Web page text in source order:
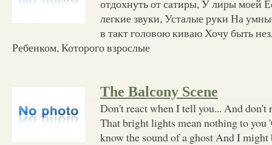
отдохнуть от сатиры, У лиры моей
легкие звуки, Усталые руки На
в такт головою киваю Хочу быть
Ребенком, Которого взрослые
The Balcony Scene
Don't react when I tell you... And don't
That bright lights mean nothing to you
know the sound of a ghost And I might